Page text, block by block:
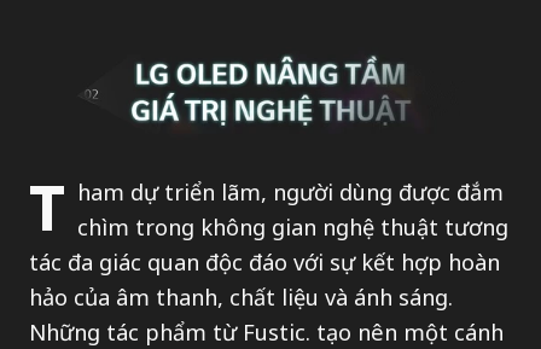
T ham dự triển lãm, người dùng được đắm
chìm trong không gian nghệ thuật tương
tác đa giác quan độc đáo với sự kết hợp hoàn
hảo của âm thanh, chất liệu và ánh sáng.
Những tác phẩm từ Fustic. tạo nên một cánh